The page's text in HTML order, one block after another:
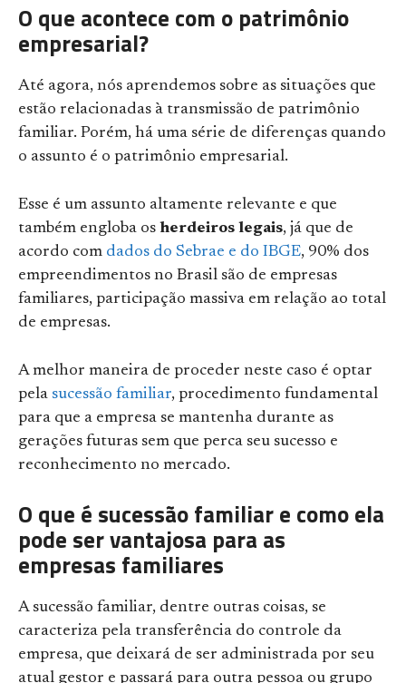
O que acontece com o patrimônio
empresarial?
Até agora, nós aprendemos sobre as situações que
estão relacionadas à transmissão de patrimônio
familiar. Porém, há uma série de diferenças quando
o assunto é o patrimônio empresarial.
Esse é um assunto altamente relevante e que
também engloba os herdeiros legais, já que de
acordo com dados do Sebrae e do IBGE, 90% dos
empreendimentos no Brasil são de empresas
familiares, participação massiva em relação ao total
de empresas.
A melhor maneira de proceder neste caso é optar
pela sucessão familiar, procedimento fundamental
para que a empresa se mantenha durante as
gerações futuras sem que perca seu sucesso e
reconhecimento no mercado.
O que é sucessão familiar e como ela
pode ser vantajosa para as
empresas familiares
A sucessão familiar, dentre outras coisas, se
caracteriza pela transferência do controle da
empresa, que deixará de ser administrada por seu
atual gestor e passará para outra pessoa ou grupo